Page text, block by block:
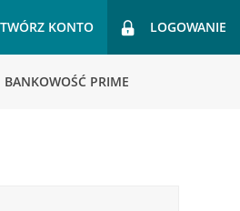
KONTO LOGOWANIE
BANKOWOŚĆ PRIME